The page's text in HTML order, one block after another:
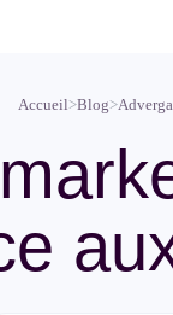
Accueil>Blog>